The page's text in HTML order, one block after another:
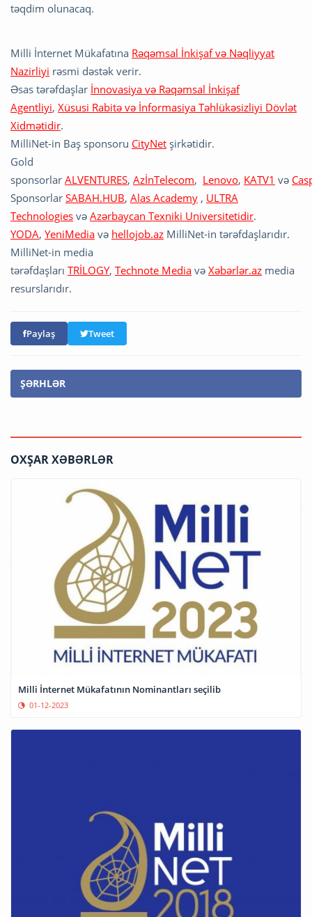
təqdim olunacaq.
Milli İnternet Mükafatına Rəqəmsal İnkişaf və Nəqliyyat
Nazirliyi rəsmi dəstək verir.
Əsas tərəfdaşlar İnnovasiya və Rəqəmsal İnkişaf
Agentliyi, Xüsusi Rabitə və İnformasiya Təhlükəsizliyi Dövlət
Xidmətidir.
MilliNet-in Baş sponsoru CityNet şirkətidir.
Gold
sponsorlar ALVENTURES, AzİnTelecom, Lenovo, KATV1 və
Sponsorlar SABAH.HUB, Alas Academy , ULTRA
Technologies və Azərbaycan Texniki Universitetidir.
YODA, YeniMedia və hellojob.az MilliNet-in tərəfdaşlarıdır.
MilliNet-in media
tərəfdaşları TRİLOGY, Technote Media və Xəbərlər.az media
resurslarıdır.
Paylaş Tweet
ŞƏRHLƏR
OXŞAR XƏBƏRLƏR
Milli İnternet Mükafatının Nominantları seçilib
01-12-2023